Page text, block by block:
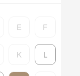
E F
K L